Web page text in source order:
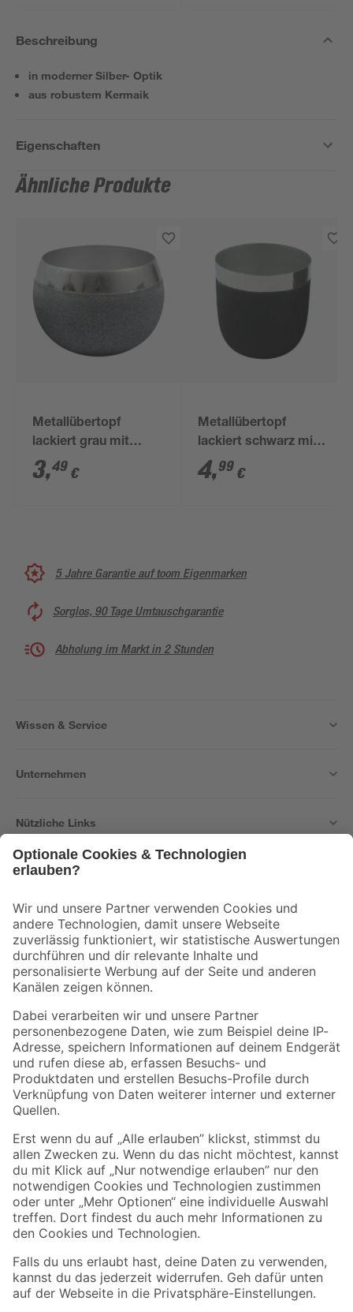
Beschreibung
in moderner Silber- Optik
aus robustem Kermaik
Eigenschaften
Ähnliche Produkte
Metallübertopf
lackiert grau mit
Silberrand 9 x 10 x 7
cm
3,49 €
Metallübertopf
lackiert schwarz mit
Silberrand 10 x 10 cm
4,99 €
5 Jahre Garantie auf toom Eigenmarken
Sorglos, 90 Tage Umtauschgarantie
Abholung im Markt in 2 Stunden
Wissen & Service
Unternehmen
Nützliche Links
Der toom Newsletter: Keine Angebote und Aktionen mehr verpassen!
Zur Newsletter Anmeldung
Folge uns
Zahlungsarten Versandarten
Sicher einkaufen
Jetzt die toom-App herunterladen
Alle Preisangaben in EUR inkl. gesetzl. MwSt.. Die dargestellten Angebote sind unter
Umständen nicht in allen Märkten verfügbar. Die angegebenen Verfügbarkeiten beziehen